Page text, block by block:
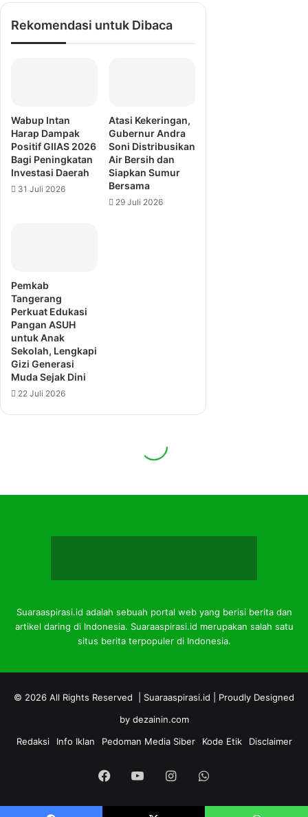
Suaraaspirasi.id adalah sebuah portal web yang berisi berita dan
artikel daring di Indonesia. Suaraaspirasi.id merupakan salah satu
situs berita terpopuler di Indonesia.
© 2026 All Rights Reserved | Suaraaspirasi.id | Proudly Designed
by dezainin.com
Redaksi
Info Iklan Pedoman Media Siber Kode Etik Disclaimer
FacebookYouTubeInstagramWhatsApp